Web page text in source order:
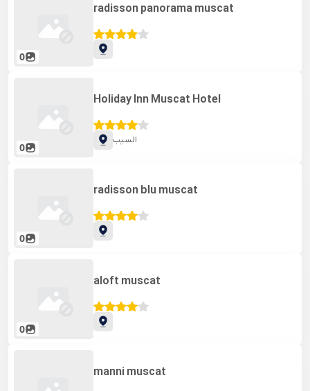
0
radisson panorama muscat
0
Holiday Inn Muscat Hotel
السیب
0
radisson blu muscat
0
aloft muscat
manni muscat